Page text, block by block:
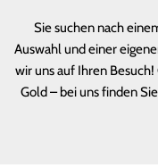
Sie suchen nach
Auswahl und einer
wir uns auf Ihren
Gold – bei uns finden